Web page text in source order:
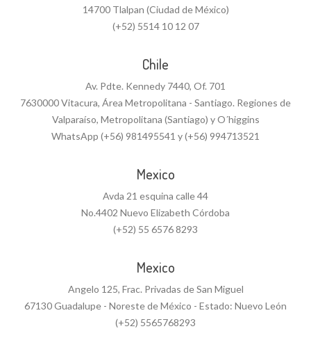
14700 Tlalpan (Ciudad de México)
(+52) 5514 10 12 07
Chile
Av. Pdte. Kennedy 7440, Of. 701
7630000 Vitacura, Área Metropolitana - Santiago. Regiones de
Valparaíso, Metropolitana (Santiago) y O´higgins
WhatsApp (+56) 981495541 y (+56) 994713521
Mexico
Avda 21 esquina calle 44
No.4402 Nuevo Elizabeth Córdoba
(+52) 55 6576 8293
Mexico
Angelo 125, Frac. Privadas de San Miguel
67130 Guadalupe - Noreste de México - Estado: Nuevo León
(+52) 5565768293